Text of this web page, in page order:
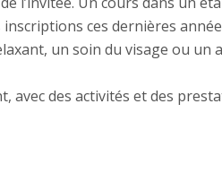
ces dernières
un soin du visage ou un
avec des activités et des